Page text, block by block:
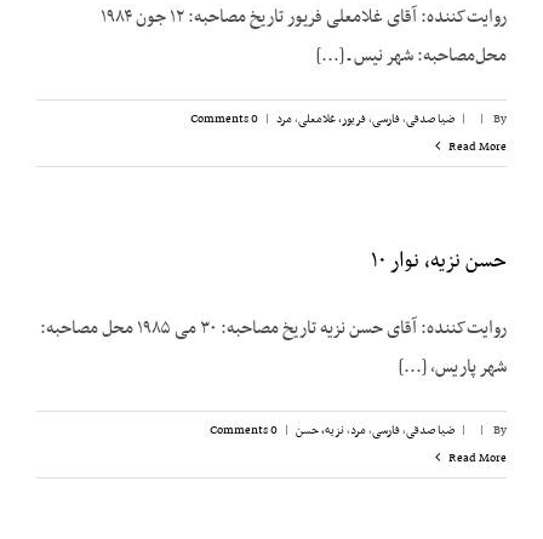
روایت‌کننده: آقای غلامعلی فریور تاریخ مصاحبه: ۱۲ جون ۱۹۸۴
محل‌مصاحبه: شهر نیس ـ [...]
By
|
| ضیا صدقی,فارسی,فریور، غلامعلی,مرد |
0 Comments
Read More
حسن نزیه، نوار ۱۰
روایت‌کننده: آقای حسن نزیه تاریخ مصاحبه: ۳۰ می ۱۹۸۵ محل مصاحبه:
شهر پاریس، [...]
By
|
| ضیا صدقی,فارسی,مرد,نزیه، حسن |
0 Comments
Read More